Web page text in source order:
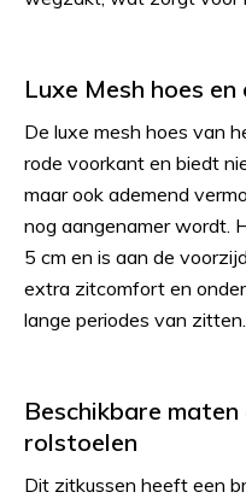
Luxe Mesh hoes
De luxe mesh hoes van
rode voorkant en biedt
maar ook ademend
nog aangenamer wordt.
5 cm en is aan de
extra zitcomfort en
lange periodes van zitten.
Beschikbare
rolstoelen
Dit zitkussen heeft een